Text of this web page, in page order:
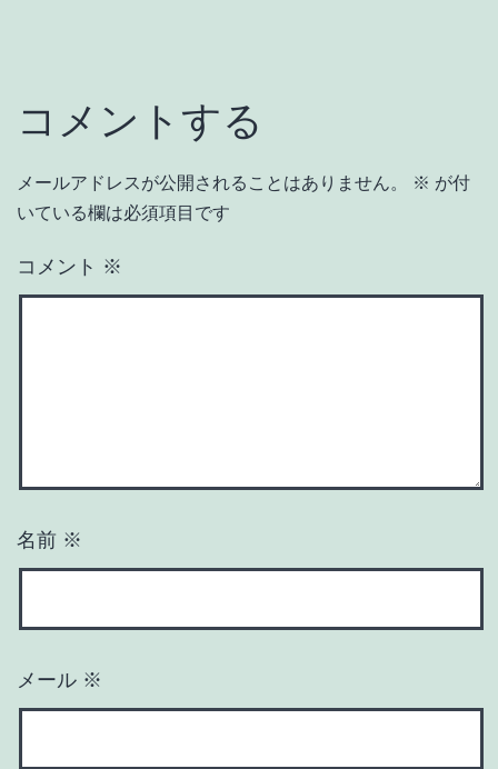
コメントする
メールアドレスが公開されることはありません。 ※ が付
いている欄は必須項目です
コメント ※
名前 ※
メール ※